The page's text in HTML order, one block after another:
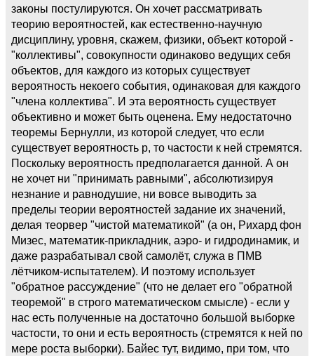
законы постулируются. Он хочет рассматривать
теорию вероятностей, как естественно-научную
дисциплину, уровня, скажем, физики, объект которой -
"коллективы", совокупности одинаково ведущих себя
объектов, для каждого из которых существует
вероятность некоего события, одинаковая для каждого
"члена коллектива". И эта вероятность существует
объективно и может быть оценена. Ему недостаточно
теоремы Бернулли, из которой следует, что если
существует вероятность p, то частости к ней стремятся.
Поскольку вероятность предполагается данной. А он
не хочет ни "принимать равными", абсолютизируя
незнание и равнодушие, ни вовсе выводить за
пределы теории вероятностей задание их значений,
делая теорвер "чистой математикой" (а он, Рихард фон
Мизес, математик-прикладник, аэро- и гидродинамик, и
даже разрабатывал свой самолёт, служа в ПМВ
лётчиком-испытателем). И поэтому использует
"обратное рассуждение" (что не делает его "обратной
теоремой" в строго математическом смысле) - если у
нас есть полученные на достаточно большой выборке
частости, то они и есть вероятность (стремятся к ней по
мере роста выборки). Байес тут, видимо, при том, что